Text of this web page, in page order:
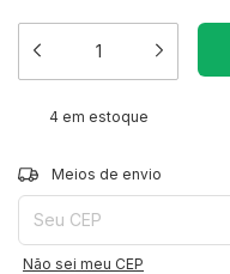
4em estoque
Entregas para o CEP:
Meios de envio
Não sei meu CEP